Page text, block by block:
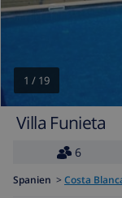
1 / 19
Villa Funieta
6
Spanien > Costa